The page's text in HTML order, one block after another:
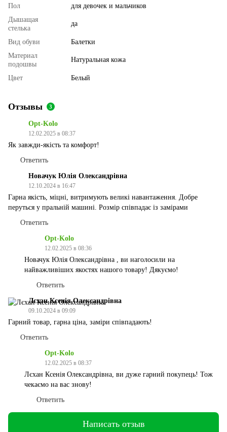
Пол
для девочек и мальчиков
Дышащая
стелька
да
Вид обуви
Балетки
Материал
подошвы
Натуральная кожа
Цвет Белый
Отзывы 3
Opt-Kolo
12.02.2025 в 08:37
Як завжди-якість та комфорт!
Ответить
Новачук Юлія Олександрівна
12.10.2024 в 16:47
Гарна якість, міцні, витримують великі навантаження. Добре
перуться у пральній машині. Розмір співпадає із замірами
Ответить
Opt-Kolo
12.02.2025 в 08:36
Новачук Юлія Олександрівна , ви наголосили на
найважливіших якостях нашого товару! Дякуємо!
Ответить
Лєхан Ксенія Олександрівна
09.10.2024 в 09:09
Гарний товар, гарна ціна, заміри співпадають!
Ответить
Opt-Kolo
12.02.2025 в 08:37
Лєхан Ксенія Олександрівна, ви дуже гарний покупець! Тож
чекаємо на вас знову!
Ответить
Написать отзыв